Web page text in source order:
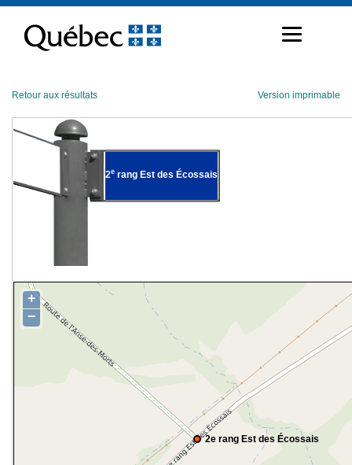
contenu
Retour aux résultats Version imprimable
2e rang Est des Écossais
2e rang Est des Écossais
+
−